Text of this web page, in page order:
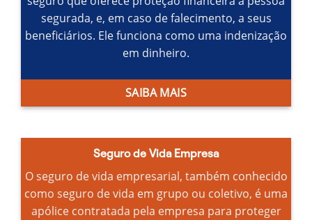
segurada, e, em caso de falecimento, a seus
beneficiários. Ele funciona como uma indenização
em dinheiro.
SAIBA MAIS
Seguro de Vida Empresa
O seguro de vida empresarial, também conhecido
como seguro de vida em grupo ou coletivo, é uma
apólice contratada pela empresa para proteger